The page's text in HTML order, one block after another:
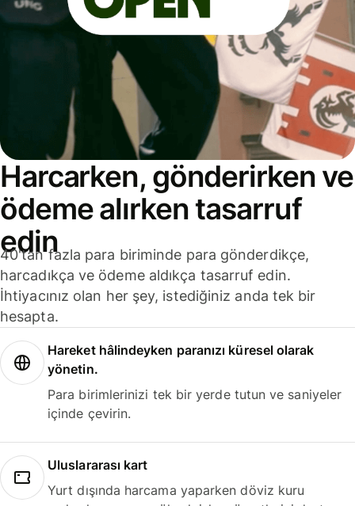
Harcarken, gönderirken ve
ödeme alırken tasarruf
edin
40'tan fazla para biriminde para gönderdikçe,
harcadıkça ve ödeme aldıkça tasarruf edin.
İhtiyacınız olan her şey, istediğiniz anda tek bir
hesapta.
Hareket hâlindeyken paranızı küresel olarak
yönetin.
Para birimlerinizi tek bir yerde tutun ve saniyeler
içinde çevirin.
Uluslararası kart
Yurt dışında harcama yaparken döviz kuru